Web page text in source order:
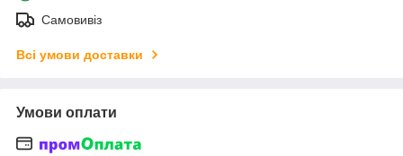
Самовивіз
Всі умови доставки
Умови оплати